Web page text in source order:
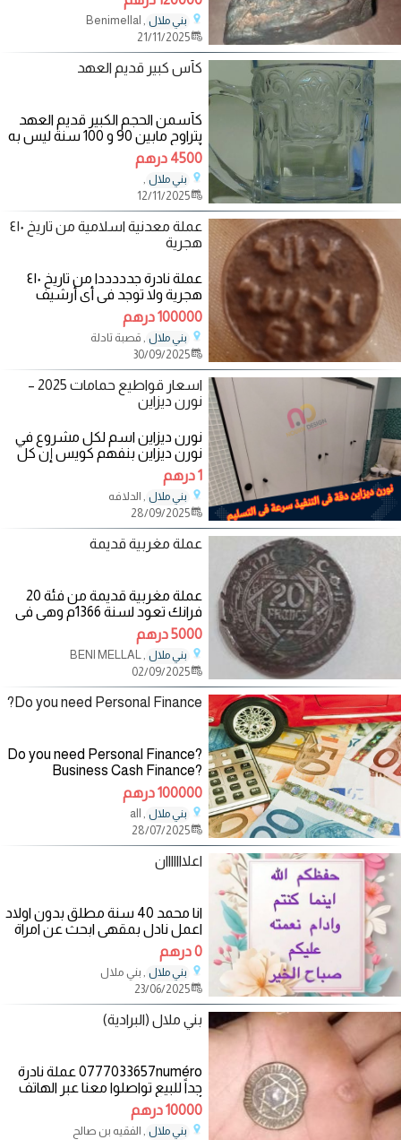
بني ملال , Benimellal
21/11/2025
كأس كبير قديم العهد
كأسمن الحجم الكبير قديم العهد
يتراوح مابين 90 و 100 سنة ليس به
أي
4500 درهم
بني ملال ,
12/11/2025
عملة معدنية اسلامية من تاريخ ٤١٠
هجرية
عملة نادرة جدددددا من تاريخ ٤١٠
هجرية ولا توجد في أي أرشيف
للعملات الاسلامية ، وهي
موضوعة
100000 درهم
بني ملال , قصبة تادلة
30/09/2025
اسعار قواطيع حمامات 2025 –
نورن ديزاين
نورن ديزاين اسم لكل مشروع في
نورن ديزاين بنفهم كويس إن كل
مشروع ليه طابع خاص ????
عشان كده وفرنالك:
1 درهم
بني ملال , الدلافه
28/09/2025
عملة مغربية قديمة
عملة مغربية قديمة من فئة 20
فرانك تعود لسنة 1366م وهي في
حالة
5000 درهم
بني ملال , BENI MELLAL
02/09/2025
Do you need Personal Finance?
Do you need Personal Finance?
Business Cash Finance?
Unsecured Finance Fast and
Simple Finance? Quick
Application Process? Finance.
Services Rendered include,
*Debt
100000 درهم
بني ملال , all
28/07/2025
اعلااااااان
انا محمد 40 سنة مطلق بدون اولاد
اعمل نادل بمقهى ابحث عن امراة
صادقة في موضوع الزواج لها رغبة
في
0 درهم
بني ملال , بني ملال
23/06/2025
بني ملال (البرادية)
0777033657numéro عملة نادرة
جداً للبيع تواصلوا معنا عبر الهاتف
أعلاه .
10000 درهم
بني ملال , الفقيه بن صالح